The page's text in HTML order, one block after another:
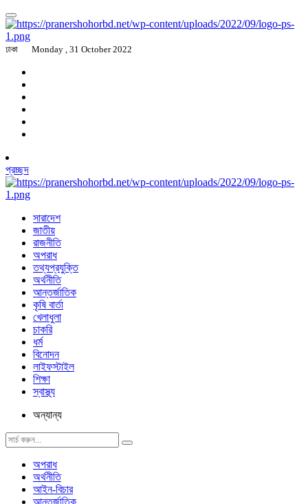
ঢাকা Monday , 31 October 2022
প্রচ্ছদ
সারাদেশ
জাতীয়
রাজনীতি
অপরাধ
তথ্যপ্রযুক্তি
অর্থনীতি
আন্তর্জাতিক
কৃষি বার্তা
খেলাধুলা
চাকরি
ধর্ম
বিনোদন
লাইফস্টাইল
শিক্ষা
স্বাস্থ্য
অন্যান্য
অপরাধ
অর্থনীতি
আইন-বিচার
আন্তর্জাতিক